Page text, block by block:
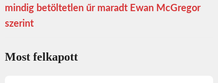
mindig betöltetlen űr maradt Ewan McGregor
szerint
Most felkapott